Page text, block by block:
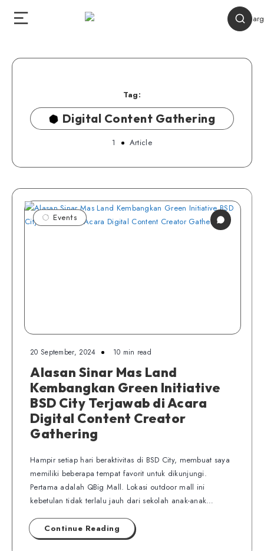
Tag:
Digital Content Gathering
1 Article
Events
20 September, 2024 10 min read
Alasan Sinar Mas Land
Kembangkan Green Initiative
BSD City Terjawab di Acara
Digital Content Creator
Gathering
Hampir setiap hari beraktivitas di BSD City, membuat saya
memiliki beberapa tempat favorit untuk dikunjungi.
Pertama adalah QBig Mall. Lokasi outdoor mall ini
kebetulan tidak terlalu jauh dari sekolah anak-anak…
Continue Reading